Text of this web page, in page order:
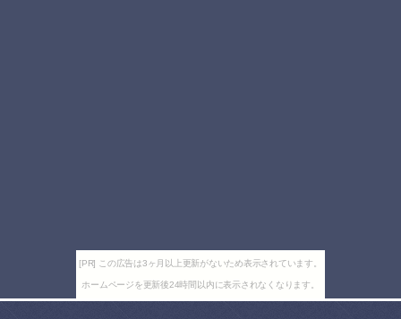
[PR] この広告は3ヶ月以上更新がないため表示されています。
ホームページを更新後24時間以内に表示されなくなります。